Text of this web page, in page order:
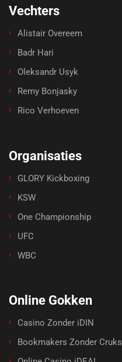
Vechters
Alistair Overeem
Badr Hari
Oleksandr Usyk
Remy Bonjasky
Rico Verhoeven
Organisaties
GLORY Kickboxing
KSW
One Championship
UFC
WBC
Online Gokken
Casino Zonder iDIN
Bookmakers Zonder Cruks